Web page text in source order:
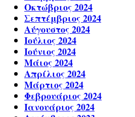
Οκτώβριος 2024
Σεπτέμβριος 2024
Αύγουστος 2024
Ιούλιος 2024
Ιούνιος 2024
Μάιος 2024
Απρίλιος 2024
Μάρτιος 2024
Φεβρουάριος 2024
Ιανουάριος 2024